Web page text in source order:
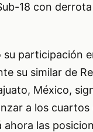
18 con
participación
su similar de
México,
a los
las